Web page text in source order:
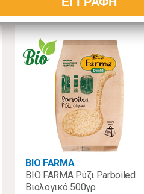
BIO FARMA
BIO FARMA Ρύζι Parboiled
Βιολογικό 500γρ